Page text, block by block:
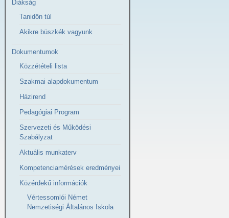
Diákság
Tanidőn túl
Akikre büszkék vagyunk
Dokumentumok
Közzétételi lista
Szakmai alapdokumentum
Házirend
Pedagógiai Program
Szervezeti és Működési
Szabályzat
Aktuális munkaterv
Kompetenciamérések eredményei
Közérdekű információk
Vértessomlói Német
Nemzetiségi Általános Iskola